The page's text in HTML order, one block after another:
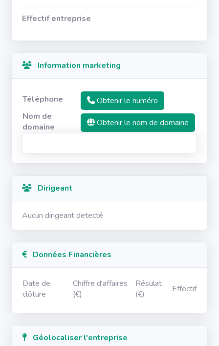
Effectif entreprise
Information marketing
Téléphone
Obtenir le numéro
Nom de
domaine
Obtenir le nom de domaine
Dirigeant
Aucun dirigeant detecté
Données Financières
Date de
clôture
Chiffre d'affaires
(€)
Résulat
(€)
Effectif
Géolocaliser l'entreprise